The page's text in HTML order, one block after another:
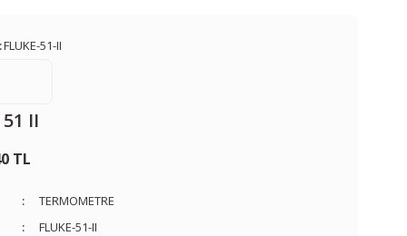
FLUKE-51-II
51 II
TL
TERMOMETRE
FLUKE-51-II